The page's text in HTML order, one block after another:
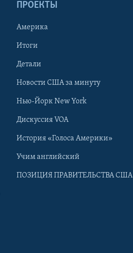
ПРОЕКТЫ
Америка
Итоги
Детали
Новости США за минуту
Нью-Йорк New York
Дискуссия VOA
История «Голоса Америки»
Учим английский
ПОЗИЦИЯ ПРАВИТЕЛЬСТВА США